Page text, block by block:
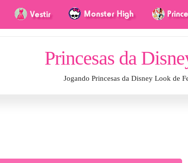
Princesas da
Jogando Princesas da Disney Look de